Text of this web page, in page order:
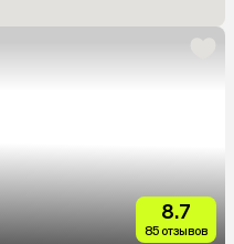
8.7
85 отзывов